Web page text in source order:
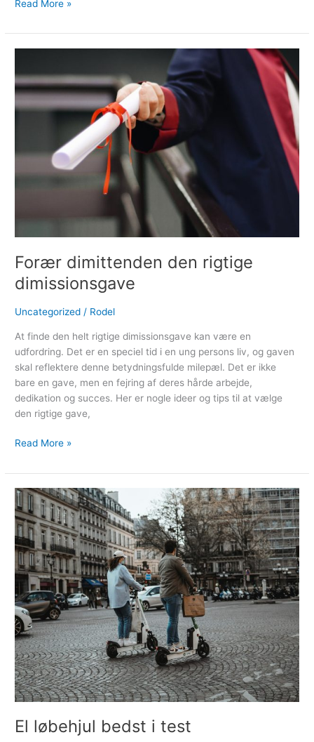
Read More »
Forær dimittenden den rigtige
dimissionsgave
Uncategorized / Rodel
At finde den helt rigtige dimissionsgave kan være en
udfordring. Det er en speciel tid i en ung persons liv, og gaven
skal reflektere denne betydningsfulde milepæl. Det er ikke
bare en gave, men en fejring af deres hårde arbejde,
dedikation og succes. Her er nogle ideer og tips til at vælge
den rigtige gave,
den
Read More »
El løbehjul bedst i test
El
løbehjul
bedst
i
test